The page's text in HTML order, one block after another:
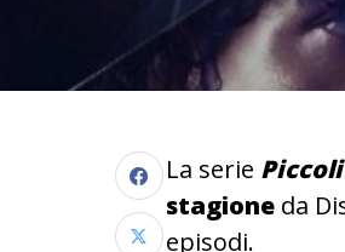
La serie
stagione da
episodi.